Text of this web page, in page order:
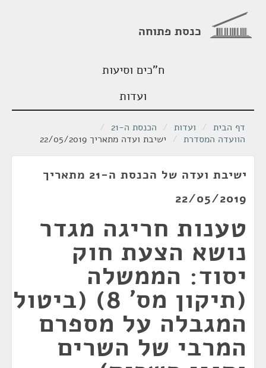
כנסת פתוחה
ח"כים וסיעות
ועדות
דף הבית / ועדות / הכנסת ה-21
/
הוועדה המסדרת / ישיבת ועדה מתאריך 22/05/2019
ישיבת ועדה של הכנסת ה-21 מתאריך
22/05/2019
טענות חריגה מגדר
נושא הצעת חוק
יסוד: הממשלה
(תיקון מס' 8) (ביטול
המגבלה על מספרם
המרבי של השרים